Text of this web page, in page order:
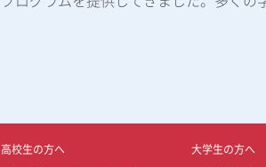
高校生の方へ 大学生の方へ